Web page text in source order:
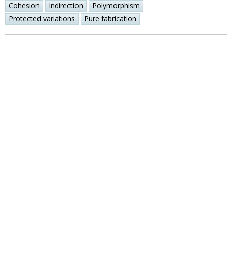
Cohesion
Indirection
Polymorphism
Protected variations
Pure fabrication